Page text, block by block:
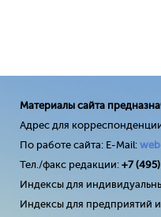
Материалы сайта
Адрес для
По работе сайта: E-Mail:
Тел./факс редакции: +7
Индексы для
Индексы для предприятий